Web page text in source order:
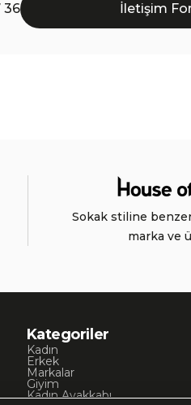
36 İletişim
Sokak stiline
marka ve
Kategoriler
Kadın
Erkek
Markalar
Giyim
Kadın Ayakkabı